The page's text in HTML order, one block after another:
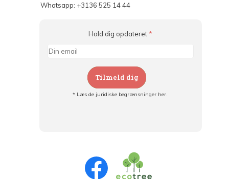
Whatsapp: +3136 525 14 44
Hold dig opdateret *
Tilmeld dig
* Læs de juridiske begrænsninger her.